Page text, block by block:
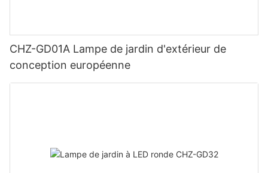
CHZ-GD01A Lampe de jardin d'extérieur de
conception européenne